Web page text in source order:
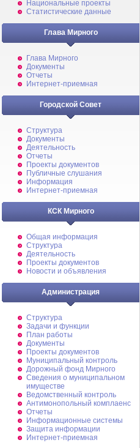
Национальные проекты
Статистические данные
Глава Мирного
Глава Мирного
Документы
Отчеты
Интернет-приемная
Городской Совет
Структура
Документы
Деятельность
Отчеты
Проекты документов
Публичные слушания
Информация
Интернет-приемная
КСК Мирного
Общая информация
Структура
Деятельность
Проекты документов
Новости и объявления
Администрация
Структура
Задачи и функции
План работы
Документы
Проекты документов
Муниципальный контроль
Дорожный фонд Мирного
Cведения о муниципальном
имуществе
Ведомственный контроль
Антимонопольный комплаенс
Отчеты
Информационные системы
Защита информации
Интернет-приемная